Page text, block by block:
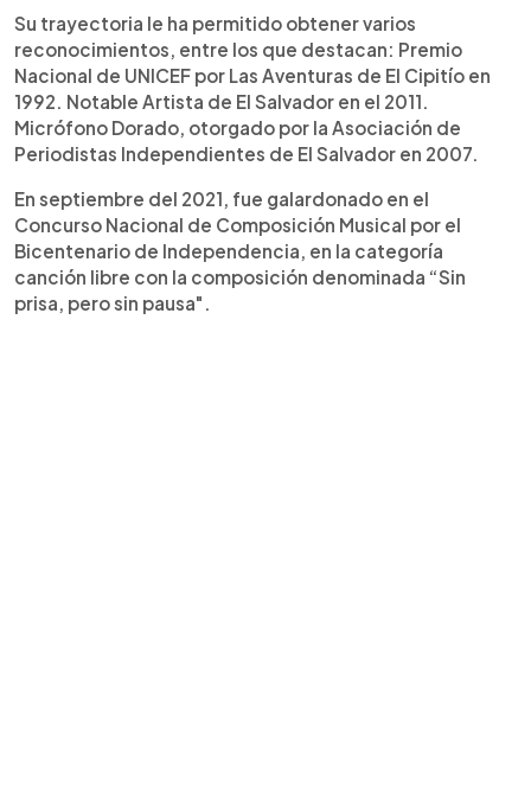
Su trayectoria le ha permitido obtener varios
reconocimientos, entre los que destacan: Premio
Nacional de UNICEF por Las Aventuras de El Cipitío en
1992. Notable Artista de El Salvador en el 2011.
Micrófono Dorado, otorgado por la Asociación de
Periodistas Independientes de El Salvador en 2007.
En septiembre del 2021, fue galardonado en el
Concurso Nacional de Composición Musical por el
Bicentenario de Independencia, en la categoría
canción libre con la composición denominada “Sin
prisa, pero sin pausa".